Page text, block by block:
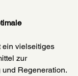
ein vielseitiges
zur
Regeneration.